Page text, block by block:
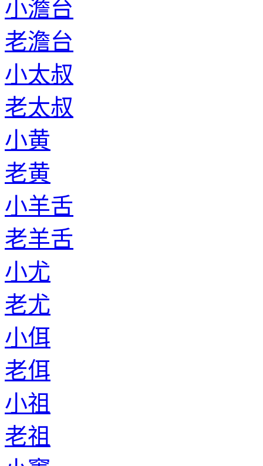
小澹台
老澹台
小太叔
老太叔
小黄
老黄
小羊舌
老羊舌
小尤
老尤
小佴
老佴
小祖
老祖